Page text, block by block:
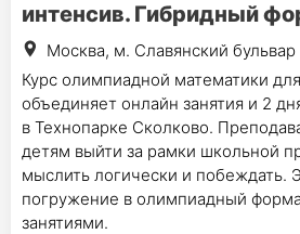
интенсив. Гибридный
Москва, м. Славянский бульвар
Курс олимпиадной математики
объединяет онлайн занятия и 2
в Технопарке Сколково.
детям выйти за рамки школьной
мыслить логически и побеждать.
погружение в олимпиадный
занятиями.